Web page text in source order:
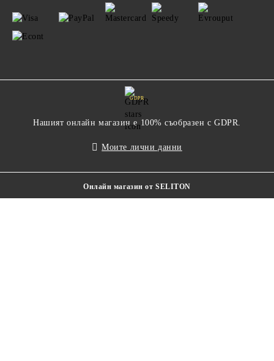
GDPR
Нашият онлайн магазин е 100% съобразен с GDPR.
Моите лични данни
Онлайн магазин от SELITON